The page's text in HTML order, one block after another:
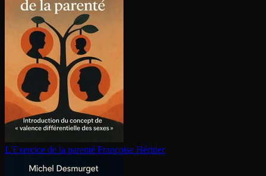
L'Exercice de la parenté Françoise Héritier